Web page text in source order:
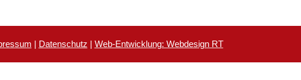
| Datenschutz | Web-Entwicklung: Webdesign RT